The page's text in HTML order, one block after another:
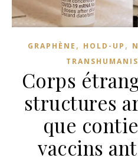
GRAPHÈNE , HOLD-UP ,
Corps
structures
que
vaccins